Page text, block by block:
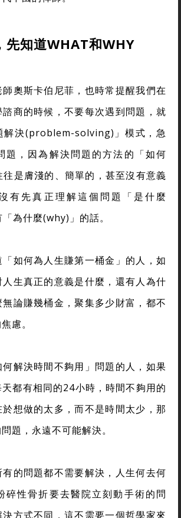
先知道WHAT和WHY
奧斯卡伯尼菲，也時常提醒我們在
商的時候，不要每次遇到問題，就
解決(problem-solving)」模式，急
題，因為解決問題的方法的「如何
是膚淺的、簡單的，甚至沒有意義
有先真正理解這個問題「是什麼
為什麼(why)」的話。
如何為人生賺第一桶金」的人，如
生真正的意義是什麼，還有人為什
論賺幾桶金，聚集多少財富，都不
慮。
解決時間不夠用」問題的人，如果
都有相同的24小時，時間不夠用的
想做的太多，而不是時間太少，那
題，永遠不可能解決。
的問題都不需要解決，人生何去何
碎性骨折要去醫院立刻動手術的問
方式不同，這不需要一個哲學家來